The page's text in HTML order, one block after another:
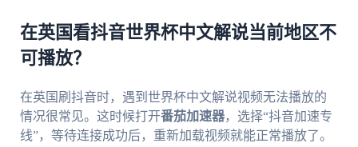
在英国看抖音世界杯中文解说当前地区不
可播放？
在英国刷抖音时，遇到世界杯中文解说视频无法播放的
情况很常见。这时候打开番茄加速器，选择“抖音加速专
线”，等待连接成功后，重新加载视频就能正常播放了。